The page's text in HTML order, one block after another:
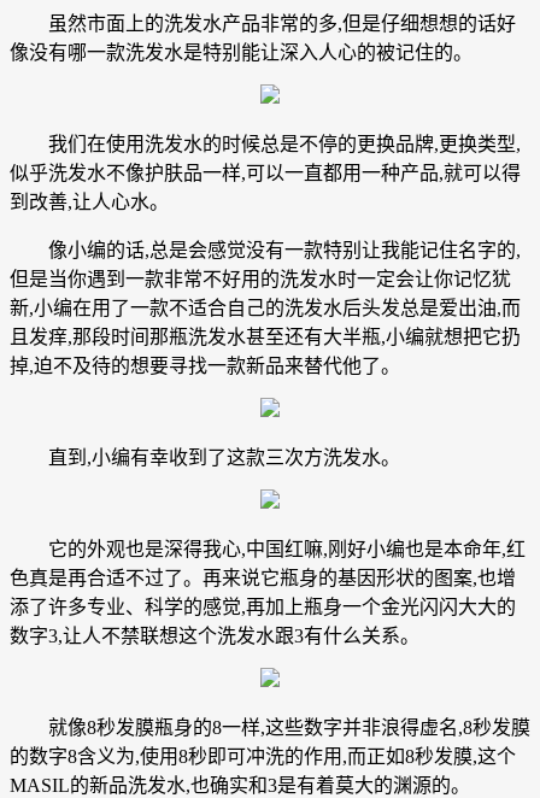
虽然市面上的洗发水产品非常的多,但是仔细想想的话好
像没有哪一款洗发水是特别能让深入人心的被记住的。
我们在使用洗发水的时候总是不停的更换品牌,更换类型,
似乎洗发水不像护肤品一样,可以一直都用一种产品,就可以得
到改善,让人心水。
像小编的话,总是会感觉没有一款特别让我能记住名字的,
但是当你遇到一款非常不好用的洗发水时一定会让你记忆犹
新,小编在用了一款不适合自己的洗发水后头发总是爱出油,而
且发痒,那段时间那瓶洗发水甚至还有大半瓶,小编就想把它扔
掉,迫不及待的想要寻找一款新品来替代他了。
直到,小编有幸收到了这款三次方洗发水。
它的外观也是深得我心,中国红嘛,刚好小编也是本命年,红
色真是再合适不过了。再来说它瓶身的基因形状的图案,也增
添了许多专业、科学的感觉,再加上瓶身一个金光闪闪大大的
数字3,让人不禁联想这个洗发水跟3有什么关系。
就像8秒发膜瓶身的8一样,这些数字并非浪得虚名,8秒发膜
的数字8含义为,使用8秒即可冲洗的作用,而正如8秒发膜,这个
MASIL的新品洗发水,也确实和3是有着莫大的渊源的。